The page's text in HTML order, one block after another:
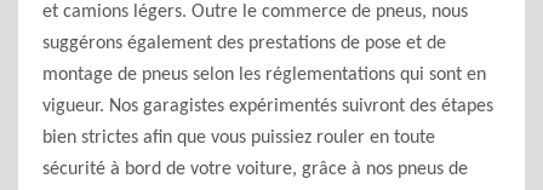
et camions légers. Outre le commerce de pneus, nous
suggérons également des prestations de pose et de
montage de pneus selon les réglementations qui sont en
vigueur. Nos garagistes expérimentés suivront des étapes
bien strictes afin que vous puissiez rouler en toute
sécurité à bord de votre voiture, grâce à nos pneus de